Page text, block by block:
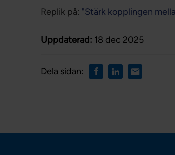
Replik på: "Stärk kopplingen
Uppdaterad: 18 dec 2025
Dela sidan: